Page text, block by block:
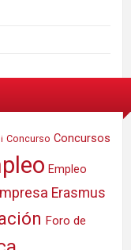
Concurso Concursos
Empleo
Erasmus
Foro de